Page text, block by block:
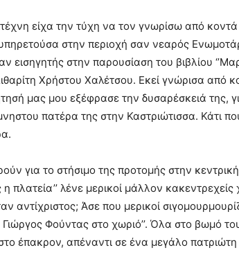
είχα την τύχη να τον γνωρίσω από
στην περιοχή σαν νεαρός
στην παρουσίαση του βιβλίου
Χρήστου Χαλέτσου. Εκεί γνώρισα από
μας μου εξέφρασε την δυσαρέσκειά της,
πατέρα της στην Καστριώτισσα. Κάτι
για το στήσιμο της προτομής στην
πλατεία’’ λένε μερικοί μάλλον κακεντρεχείς
αντίχριστος; Άσε που μερικοί
Φούντας στο χωριό’’. Όλα στο βωμό
έπακρον, απέναντι σε ένα μεγάλο πατριώτη